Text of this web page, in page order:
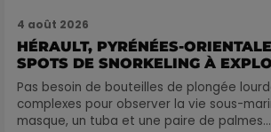
4 août 2026
HÉRAULT, PYRÉNÉES-
SPOTS DE SNORKELING À
Pas besoin de bouteilles de plongée
complexes pour observer la vie sous-
masque, un tuba et une paire de palmes...